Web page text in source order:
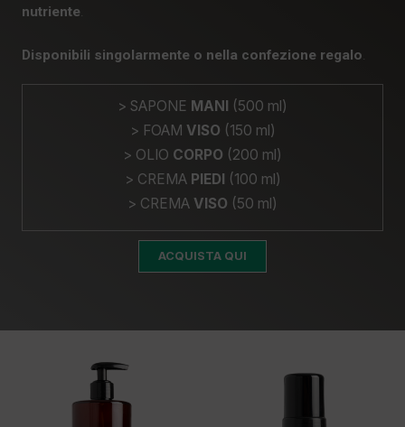
nutriente.
Disponibili singolarmente o nella confezione regalo.
> SAPONE MANI
(500 ml)
> FOAM VISO (150 ml)
> OLIO CORPO (200 ml)
> CREMA PIEDI (100 ml)
> CREMA VISO (50 ml)
ACQUISTA QUI